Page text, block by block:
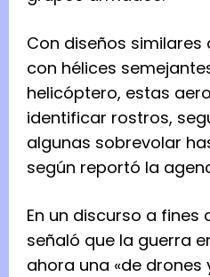
Con diseños similares
con hélices
helicóptero, estas
identificar rostros,
algunas sobrevolar
según reportó la
En un discurso a fines
señaló que la guerra
ahora una «de drones